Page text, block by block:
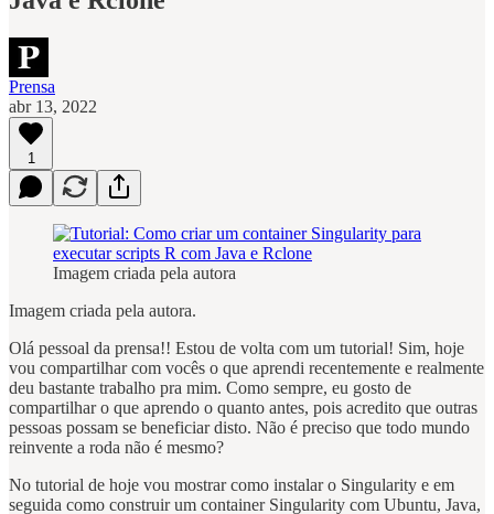
Prensa
abr 13, 2022
1
Imagem criada pela autora
Imagem criada pela autora.
Olá pessoal da prensa!! Estou de volta com um tutorial! Sim, hoje
vou compartilhar com vocês o que aprendi recentemente e realmente
deu bastante trabalho pra mim. Como sempre, eu gosto de
compartilhar o que aprendo o quanto antes, pois acredito que outras
pessoas possam se beneficiar disto. Não é preciso que todo mundo
reinvente a roda não é mesmo?
No tutorial de hoje vou mostrar como instalar o Singularity e em
seguida como construir um container Singularity com Ubuntu, Java,